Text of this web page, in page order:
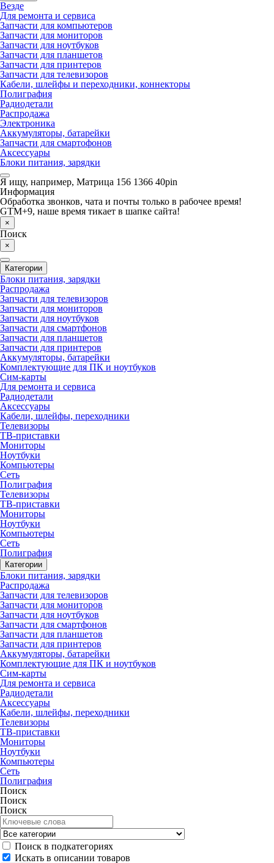
Везде
Для ремонта и сервиса
Запчасти для компьютеров
Запчасти для мониторов
Запчасти для ноутбуков
Запчасти для планшетов
Запчасти для принтеров
Запчасти для телевизоров
Кабели, шлейфы и переходники, коннекторы
Полиграфия
Радиодетали
Распродажа
Электроника
Аккумуляторы, батарейки
Запчасти для смартофонов
Аксессуары
Блоки питания, зарядки
Я ищу, например, Матрица 156 1366 40pin
Информация
Обработка звонков, чата и почты только в рабочее время!
GTM+9, наше время тикает в шапке сайта!
×
Поиск
×
Категории
Блоки питания, зарядки
Распродажа
Запчасти для телевизоров
Запчасти для мониторов
Запчасти для ноутбуков
Запчасти для смартфонов
Запчасти для планшетов
Запчасти для принтеров
Аккумуляторы, батарейки
Комплектующие для ПК и ноутбуков
Сим-карты
Для ремонта и сервиса
Радиодетали
Аксессуары
Кабели, шлейфы, переходники
Телевизоры
ТВ-приставки
Мониторы
Ноутбуки
Компьютеры
Сеть
Полиграфия
Телевизоры
ТВ-приставки
Мониторы
Ноутбуки
Компьютеры
Сеть
Полиграфия
Категории
Блоки питания, зарядки
Распродажа
Запчасти для телевизоров
Запчасти для мониторов
Запчасти для ноутбуков
Запчасти для смартфонов
Запчасти для планшетов
Запчасти для принтеров
Аккумуляторы, батарейки
Комплектующие для ПК и ноутбуков
Сим-карты
Для ремонта и сервиса
Радиодетали
Аксессуары
Кабели, шлейфы, переходники
Телевизоры
ТВ-приставки
Мониторы
Ноутбуки
Компьютеры
Сеть
Полиграфия
Поиск
Поиск
Поиск
Поиск в подкатегориях
Искать в описании товаров